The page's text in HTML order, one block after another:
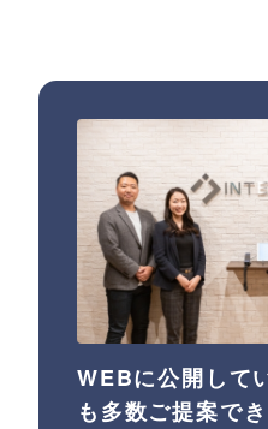
WEBに公開して
も多数ご提案で